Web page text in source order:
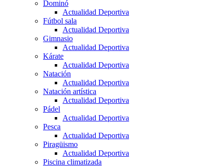
Dominó
Actualidad Deportiva
Fútbol sala
Actualidad Deportiva
Gimnasio
Actualidad Deportiva
Kárate
Actualidad Deportiva
Natación
Actualidad Deportiva
Natación artística
Actualidad Deportiva
Pádel
Actualidad Deportiva
Pesca
Actualidad Deportiva
Piragüismo
Actualidad Deportiva
Piscina climatizada